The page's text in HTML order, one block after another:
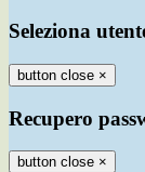
Seleziona
button close ×
Recupero
button close ×